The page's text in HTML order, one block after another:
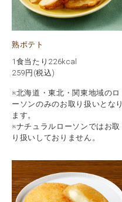
熟ポテト
1食当たり226kcal
259 円(税込)
※北海道・東北・関東地域のロ
ーソンのみのお取り扱いとなり
ます。
※ナチュラルローソンではお取
り扱いしておりません。